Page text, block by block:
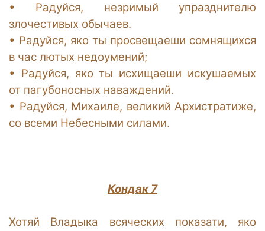
•
Радуйся, незримый упразднителю
злочестивых обычаев.
• Радуйся, яко ты просвещаеши сомнящихся
в час лютых недоумений;
•
Радуйся, яко ты исхищаеши искушаемых
от пагубоносных наваждений.
• Радуйся, Михаиле, великий Архистратиже,
со всеми Небесными силами.
Кондак 7
Хотяй Владыка всяческих показати, яко